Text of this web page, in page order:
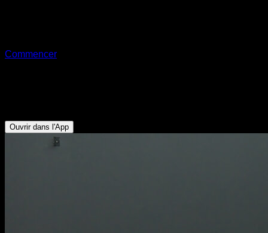
Commencer
Ouvrir dans l'App